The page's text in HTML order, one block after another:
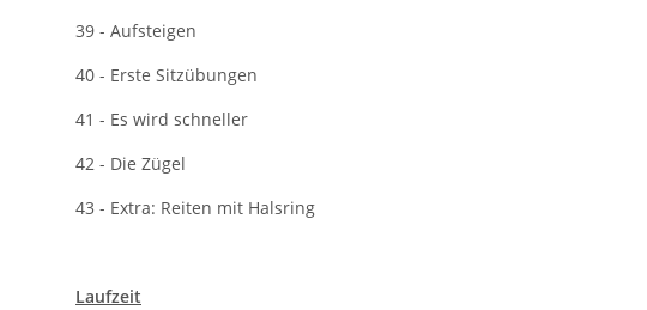
39 - Aufsteigen
40 - Erste Sitzübungen
41 - Es wird schneller
42 - Die Zügel
43 - Extra: Reiten mit Halsring
Laufzeit